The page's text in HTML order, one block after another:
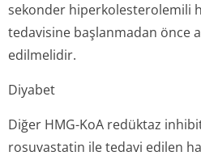
sekonder hiperkolestero­lemili
tedavisine başlanmadan önce
edilmelidir.
Diyabet
Diğer HMG-KoA redüktaz
rosuvastatin ile tedavi edilen